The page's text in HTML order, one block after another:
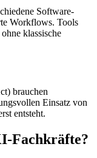
Software-
Workflows. Tools
klassische
brauchen
Einsatz von
entsteht.
Fachkräfte?